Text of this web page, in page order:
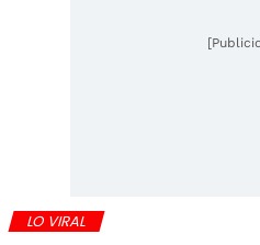
LO VIRAL